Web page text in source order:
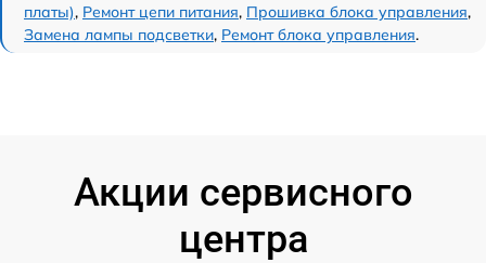
платы), Ремонт цепи питания, Прошивка блока управления,
Замена лампы подсветки, Ремонт блока управления.
Акции сервисного
центра